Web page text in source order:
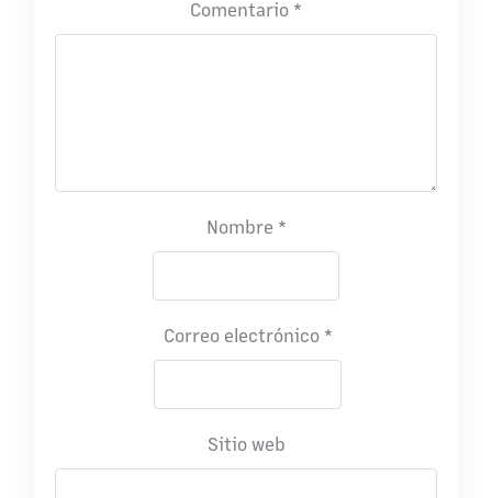
Comentario *
Nombre *
Correo electrónico *
Sitio web